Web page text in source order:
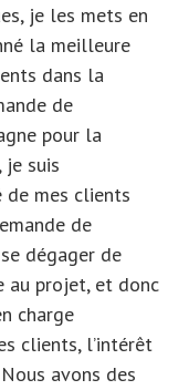
je les mets en
la meilleure
dans la
de
pour la
je suis
mes clients
de
dégager de
projet, et donc
charge
clients, l’intérêt
avons des